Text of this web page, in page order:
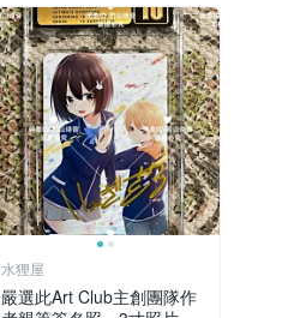
水狸屋
嚴選此Art Club主創團隊作